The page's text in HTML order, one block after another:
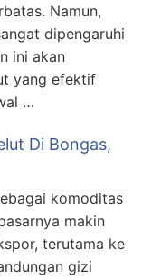
Namun,
dipengaruhi
ini akan
yang efektif
…
Di Bongas,
komoditas
makin
terutama ke
gizi